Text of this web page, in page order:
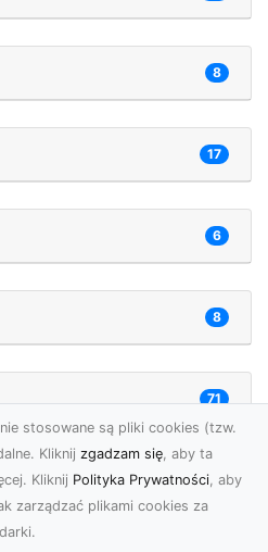
8
17
6
8
71
17
stosowane są pliki cookies (tzw.
Kliknij zgadzam się, aby ta
Kliknij Polityka Prywatności, aby
zarządzać plikami cookies za